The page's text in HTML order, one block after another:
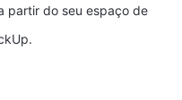
partir do seu espaço de